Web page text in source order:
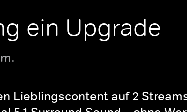
ein Upgrade
Lieblingscontent auf 2